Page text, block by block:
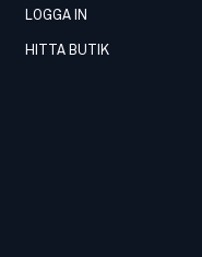
LOGGA IN
HITTA BUTIK